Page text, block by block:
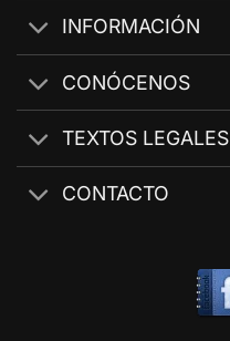
INFORMACIÓN
CONÓCENOS
TEXTOS LEGALES
CONTACTO